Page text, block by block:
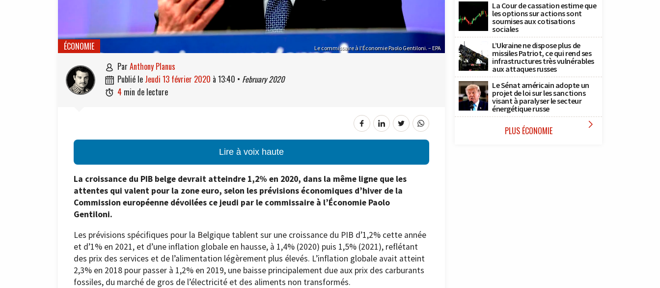
Le commissaire à l’Économie Paolo Gentiloni. – EPA
ÉCONOMIE
 par Anthony Planus
 publié le jeudi 13 février 2020 à 13:40 • February 2020
 4 min de lecture
Lire à voix haute
La croissance du PIB belge devrait atteindre 1,2% en 2020, dans la même ligne que les
attentes qui valent pour la zone euro, selon les prévisions économiques d’hiver de la
Commission européenne dévoilées ce jeudi par le commissaire à l’Économie Paolo
Gentiloni.
Les prévisions spécifiques pour la Belgique tablent sur une croissance du PIB d’1,2% cette année
et d’1% en 2021, et d’une inflation globale en hausse, à 1,4% (2020) puis 1,5% (2021), reflétant
des prix des services et de l’alimentation légèrement plus élevés. L’inflation globale avait atteint
2,3% en 2018 pour passer à 1,2% en 2019, une baisse principalement due aux prix des carburants
fossiles, du marché de gros de l’électricité et des aliments non transformés.
La Cour de cassation estime que
les options sur actions sont
soumises aux cotisations
sociales
L’Ukraine ne dispose plus de
missiles Patriot, ce qui rend ses
infrastructures très vulnérables
aux attaques russes
Le Sénat américain adopte un
projet de loi sur les sanctions
visant à paralyser le secteur
énergétique russe
PLUS ÉCONOMIE 